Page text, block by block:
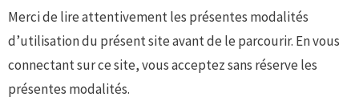
-
i
n
Merci de lire attentivement les présentes modalités
d’utilisation du présent site avant de le parcourir. En vous
connectant sur ce site, vous acceptez sans réserve les
présentes modalités.